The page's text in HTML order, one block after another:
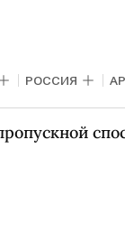
РОССИЯ